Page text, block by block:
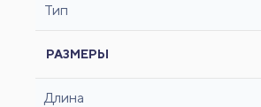
Тип
РАЗМЕРЫ
Длина